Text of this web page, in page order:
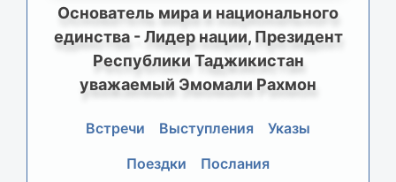
Основатель мира и национального
единства - Лидер нации, Президент
Республики Таджикистан
уважаемый Эмомали Рахмон
Встречи Выступления
Указы
Поездки
Послания